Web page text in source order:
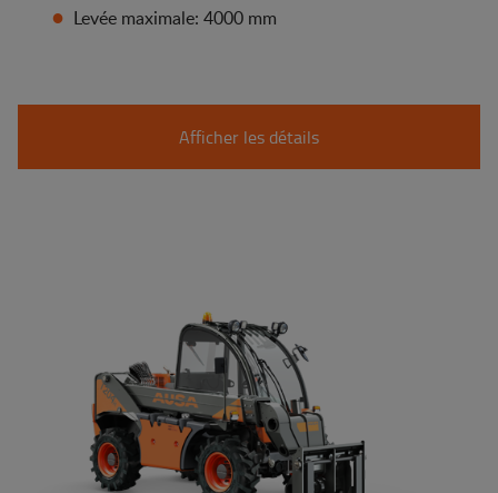
Levée maximale: 4000 mm
Afficher les détails